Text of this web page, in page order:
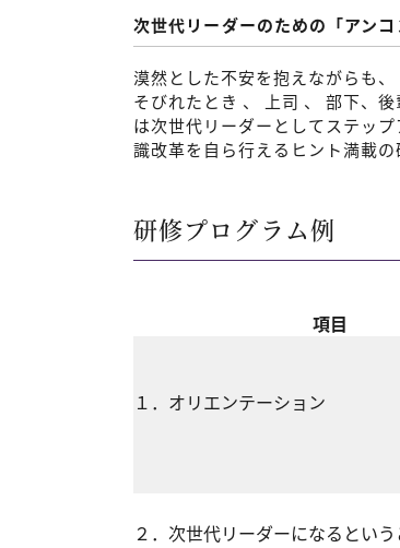
次世代リーダーのための「アン
漠然とした不安を抱えながらも
そびれたとき 、 上司 、 部下、
は次世代リーダーとしてステッ
識改革を自ら行えるヒント満載の
研修プログラム例
項目
１．オリエンテ
２．次世代リーダーにな